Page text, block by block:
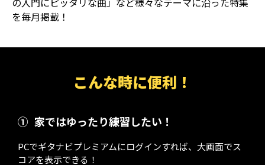
を毎月掲載！
こんな時に便利！
① 家ではゆったり練習したい！
PCでギタナビプレミアムにログインすれば、大画面でス
コアを表示できる！